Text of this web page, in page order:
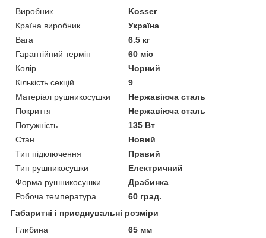
Виробник
Kosser
Країна виробник
Україна
Вага
6.5 кг
Гарантійний термін
60 міс
Колір
Чорний
Кількість секцій
9
Матеріал рушникосушки
Нержавіюча сталь
Покриття
Нержавіюча сталь
Потужність
135 Вт
Стан
Новий
Тип підключення
Правий
Тип рушникосушки
Електричний
Форма рушникосушки
Драбинка
Робоча температура
60 град.
Габаритні і приєднувальні розміри
Глибина
65 мм